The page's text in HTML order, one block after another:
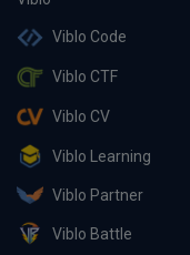
Viblo Code
Viblo CTF
Viblo CV
Viblo Learning
Viblo Partner
Viblo Battle